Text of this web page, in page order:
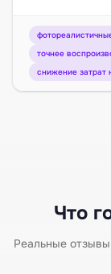
точнее
снижение затрат
Что
Реальные